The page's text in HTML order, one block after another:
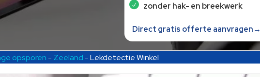
zonder hak- en breekwerk
Direct gratis offerte aanvragen→
opsporen - Zeeland -Lekdetectie Winkel